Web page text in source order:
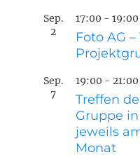
Sep.
2
17:00 - 19:00
Foto AG
Sep.
7
19:00 - 21:00
Treffen
Gruppe
jeweils
Monat